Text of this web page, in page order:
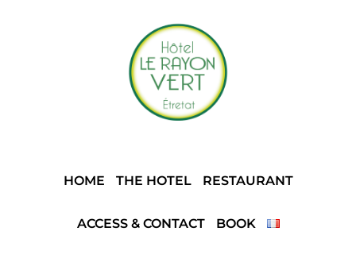
HOME THE HOTEL RESTAURANT
ACCESS & CONTACT BOOK